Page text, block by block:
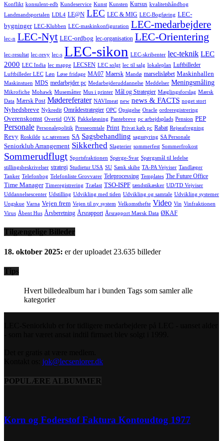
Konflikt konsulent-edb Kundeservice Kunst Kunsten Kursus kvalitetshåndbog
Landmandsportalen LDL4 LE@N LEC LEC & MIG LEC-Bogføring LEC-
bygninger LEC-Klubben LEC-maskinkonfiguration LEC-medarbejdere
lec-n LEC-Nyt LEC-ordbog lec-organisation LEC-Orientering
lec-resultat lec-revy lec-s LEC-sikon LEC-skribenter lec-teknik LEC
2000 LEC India lec mappe LECSEN LEC solgt lec til salg lokaleplan Luftbilleder
Luftbilleder LEC Løn Løse fridage MA07 Maersk Mandø marselisløbet Maskinhallen
Maskinstuen MDS medarbejder pc Medarbejderuddannelse Meddelser Meningsmåling
Mikrofiche Mohawk Musemåtter Mus i printer Mål og Strategier Mæglingsforslag Mærsk
Data Mærsk Post Mødereferater NAVImeat new news & FACTS noget stort
Nyhedsbreve Nykredit Områdestrategier OPC Opsigelse Oracle ordreregistrering
Overenskomst Overtid OVK Pakkeløsning Pantebreve pc arbejdsplads Pension PEP
Personale Personalepolitik Presseomtale Print Privat køb pc Rabat Rejseafregning
Revy Roskilde s.c.sørensen SA Sagsbehandling sagsstyring SA Personale
Seniorklub Arrangement Sikkerhed Slagterier sommerfest Sommerfrokost
Sommerudflugt Sportsfraktionen Spørge-Svar Spørgsmål til ledelse
stillingsbeskrivelser strategi Studietur USA SU Sænk skibe TA-PA Vejviser Tandlæger
Tanker Telefonbog Telefonliste Grovvarer Teleprocessing Templates The Future Office
Time Manager Timeregistrering Trælast TSO-ISPF tændstikæsker UD/TD Vejviser
Uddannelsescenter Udstilling Udvikling med tiden Udvikling og samtale Udvikling systemer
Ungskue Varna Vejen frem Vejen til ny system Velkomsthefte Video Vin Vinfraktionen
Virus Åbent Hus Årsberetning Årsrapport Årsrapport Mærsk Data ØKAF
Tilgængelige Billeder
18. oktober 2025: er der uploadet 23.635 billeder
Tips
Hvert billedealbum har i bunden Tags som samler alle
kategorier
jok@lecseniorer.dk
POPULÆRE ALBUMMER
Korn og Foderstof Faktura Kontoudtog 1977